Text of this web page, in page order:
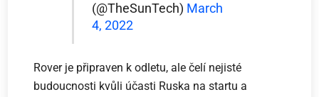
(@TheSunTech) March
4, 2022
Rover je připraven k odletu, ale čelí nejisté
budoucnosti kvůli účasti Ruska na startu a